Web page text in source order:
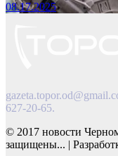
08.17.2025
627-20-65.
© 2017 новости
защищены... |